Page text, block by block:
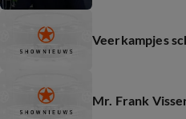
Veerkampjes
Mr. Frank